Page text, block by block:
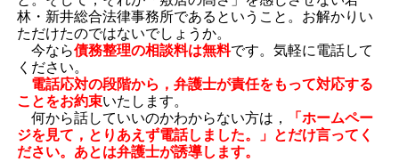
林・新井総合法律事務所であるということ。お解かりい
ただけたのではないでしょうか。
今なら債務整理の相談料は無料です。気軽に電話して
ください。
電話応対の段階から，弁護士が責任をもって対応する
ことをお約束いたします。
何から話していいのかわからない方は，
「ホームペー
ジを見て，とりあえず電話しました。」とだけ言ってく
ださい。あとは弁護士が誘導します。